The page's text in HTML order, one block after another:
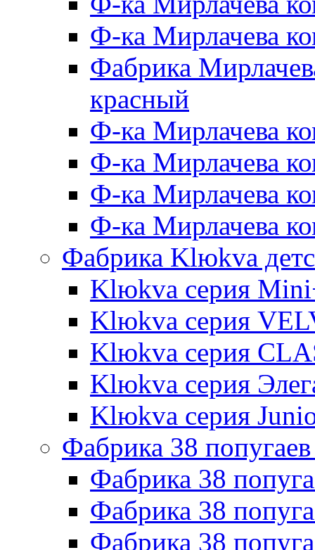
Ф-ка Мирлачева
Фабрика
красный
Ф-ка Мирлачева
Ф-ка Мирлачева
Ф-ка Мирлачева
Ф-ка Мирлачева
Фабрика Klюkva
Klюkva серия
Klюkva серия
Klюkva серия
Klюkva серия
Klюkva серия
Фабрика 38
Фабрика 38
Фабрика 38
Фабрика 38